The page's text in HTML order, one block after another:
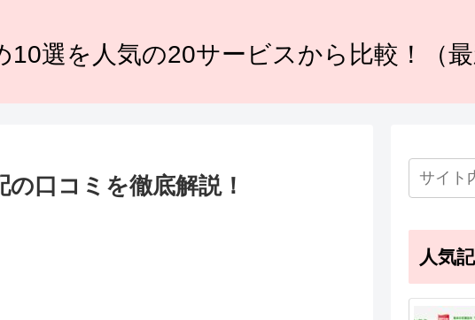
選を人気の20サービスから比較！（最
の口コミを徹底解説！
人気